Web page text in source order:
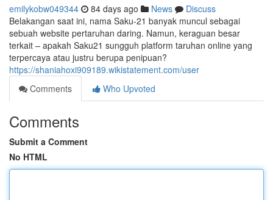
emilykobw049344 84 days ago News
Discuss
Belakangan saat ini, nama Saku-21 banyak muncul sebagai
sebuah website pertaruhan daring. Namun, keraguan besar
terkait – apakah Saku21 sungguh platform taruhan online yang
terpercaya atau justru berupa penipuan?
https://shaniahoxi909189.wikistatement.com/user
Comments
Who Upvoted
Comments
Submit a Comment
No HTML